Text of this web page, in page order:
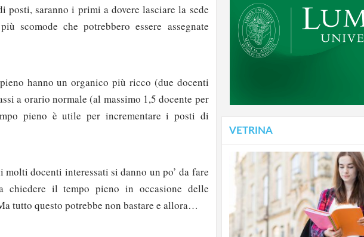
posti, saranno i primi a dovere lasciare la sede
scomode che potrebbero essere assegnate
hanno un organico più ricco (due docenti
a orario normale (al massimo 1,5 docente per
pieno è utile per incrementare i posti di
docenti interessati si danno un po’ da fare
chiedere il tempo pieno in occasione delle
tutto questo potrebbe non bastare e allora…
VETRINA